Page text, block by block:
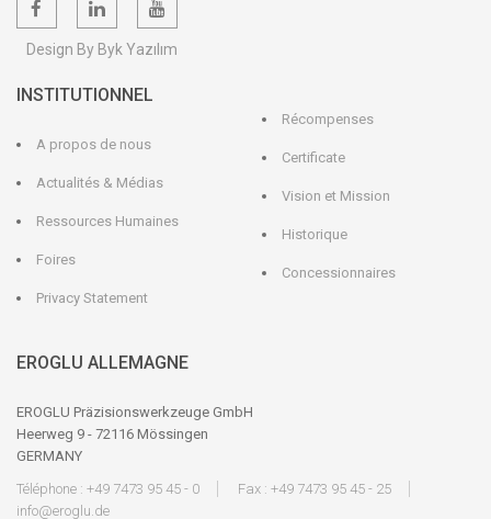
Design By Byk Yazılım
INSTITUTIONNEL
A propos de nous
Actualités & Médias
Ressources Humaines
Foires
Privacy Statement
Récompenses
Certificate
Vision et Mission
Historique
Concessionnaires
EROGLU ALLEMAGNE
EROGLU Präzisionswerkzeuge GmbH
Heerweg 9 - 72116 Mössingen
GERMANY
Téléphone : +49 7473 95 45 - 0
Fax : +49 7473 95 45 - 25
info@eroglu.de